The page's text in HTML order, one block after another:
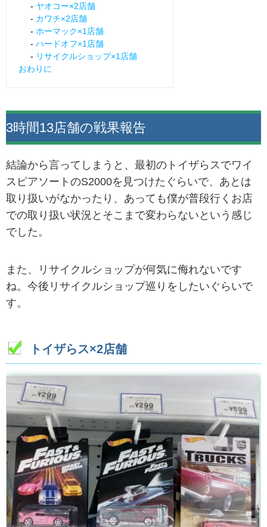
ヤオコー×2店舗
カワチ×2店舗
ホーマック×1店舗
ハードオフ×1店舗
リサイクルショップ×1店舗
おわりに
3時間13店舗の戦果報告
結論から言ってしまうと、最初のトイザらスでワイ
スピアソートのS2000を見つけたぐらいで、あとは
取り扱いがなかったり、あっても僕が普段行くお店
での取り扱い状況とそこまで変わらないという感じ
でした。
また、リサイクルショップが何気に侮れないです
ね。今後リサイクルショップ巡りをしたいぐらいで
す。
トイザらス×2店舗